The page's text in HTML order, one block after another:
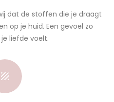
dat de stoffen die je draagt
op je huid. Een gevoel zo
liefde voelt.